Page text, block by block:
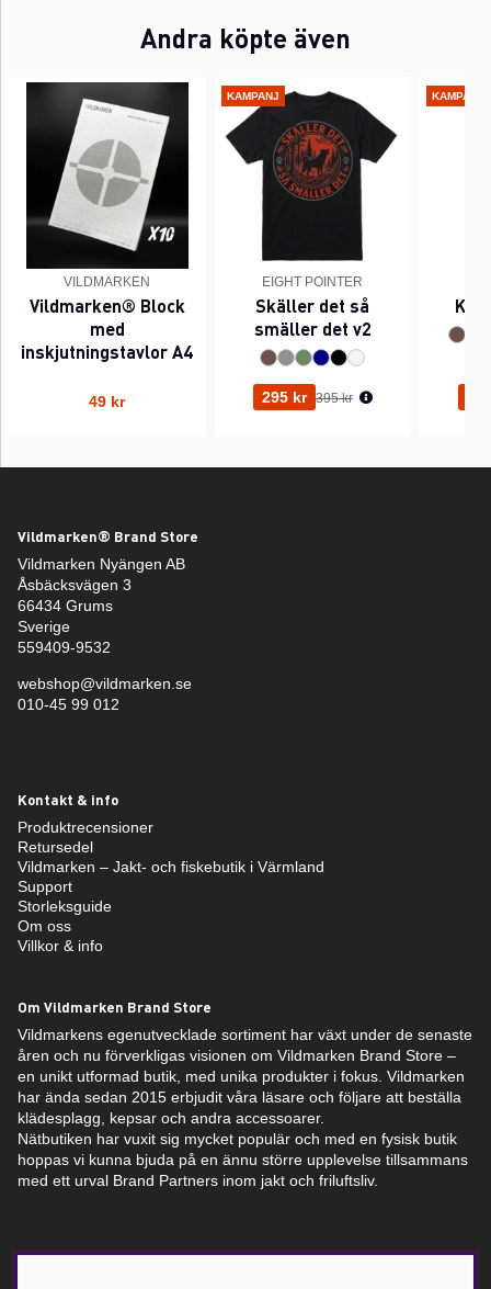
Andra köpte även
VILDMARKEN
Vildmarken® Block
med
inskjutningstavlor A4
49 kr
KAMPANJ
EIGHT POINTER
Skäller det så
smäller det v2
295 kr Ordinarie pris:
395 kr
KAMPANJ
Vildmarken® Brand Store
Vildmarken Nyängen AB
Åsbäcksvägen 3
66434 Grums
Sverige
559409-9532
webshop@vildmarken.se
010-45 99 012
Kontakt & info
Produktrecensioner
Retursedel
Vildmarken – Jakt- och fiskebutik i Värmland
Support
Storleksguide
Om oss
Villkor & info
Om Vildmarken Brand Store
Vildmarkens egenutvecklade sortiment har växt under de senaste
åren och nu förverkligas visionen om Vildmarken Brand Store –
en unikt utformad butik, med unika produkter i fokus. Vildmarken
har ända sedan 2015 erbjudit våra läsare och följare att beställa
klädesplagg, kepsar och andra accessoarer.
Nätbutiken har vuxit sig mycket populär och med en fysisk butik
hoppas vi kunna bjuda på en ännu större upplevelse tillsammans
med ett urval Brand Partners inom jakt och friluftsliv.